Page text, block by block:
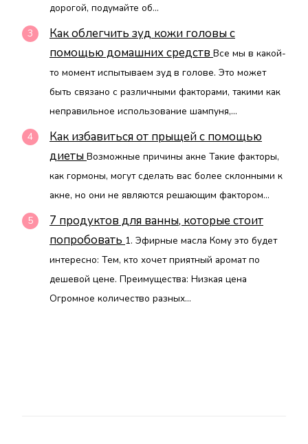
дорогой, подумайте об...
Как облегчить зуд кожи головы с
помощью домашних средств Все мы в какой-
то момент испытываем зуд в голове. Это может
быть связано с различными факторами, такими как
неправильное использование шампуня,...
Как избавиться от прыщей с помощью
диеты Возможные причины акне Такие факторы,
как гормоны, могут сделать вас более склонными к
акне, но они не являются решающим фактором...
7 продуктов для ванны, которые стоит
попробовать 1. Эфирные масла Кому это будет
интересно: Тем, кто хочет приятный аромат по
дешевой цене. Преимущества: Низкая цена
Огромное количество разных...